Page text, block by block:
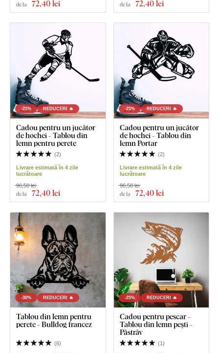
de la 72,40 lei de la 72,40 lei
-25% REDUCERI 🔥
Cadou pentru un jucător
de hochei - Tablou din
lemn pentru perete
(2)
Livrare estimată în 4 zile
lucrătoare
de la 72,40 lei
96,50 lei
-25% REDUCERI 🔥
Cadou pentru un jucător
de hochei - Tablou din
lemn Portar
(2)
Livrare estimată în 4 zile
lucrătoare
de la 72,40 lei
96,50 lei
-30% REDUCERI 🔥
Tablou din lemn pentru
perete - Bulldog francez
(6)
-25% REDUCERI 🔥
Cadou pentru pescar -
Tablou din lemn pești -
Păstrăv
(1)